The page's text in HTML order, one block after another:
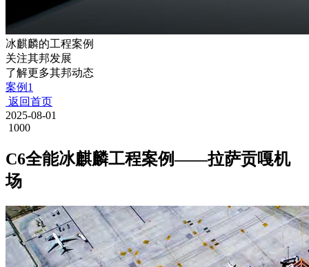
冰麒麟的工程案例
关注其邦发展
了解更多其邦动态
案例1
返回首页
2025-08-01
1000
C6全能冰麒麟工程案例——拉萨贡嘎机
场